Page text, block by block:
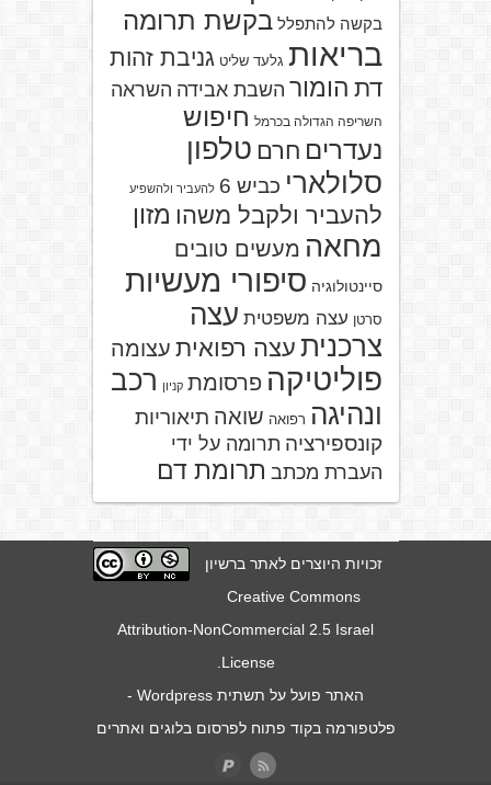
בקשה להתפלל בקשת תרומה
בריאות גלעד שליט גניבת זהות
דת הומור השבת אבידה השראה
השריפה הגדולה בכרמל חיפוש
נעדרים חרם טלפון
סלולארי כביש 6 להעביר ולהשפיע
להעביר ולקבל משהו מזון
מחאה מעשים טובים
סיינטולוגיה סיפורי מעשיות
סרטן עצה משפטית עצה
צרכנית עצה רפואית עצומה
פוליטיקה פרסומת קניון רכב
ונהיגה רפואה שואה תיאוריות
קונספירציה תרומה על ידי
העברת מכתב תרומת דם
זכויות היוצרים לאתר ברשיון
Creative Commons
Attribution-NonCommercial 2.5 Israel
License
האתר פועל על תשתית Wordpress
-
פלטפורמה בקוד פתוח לפרסום בלוגים ואתרים